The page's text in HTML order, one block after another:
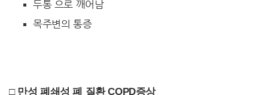
두통 으로 깨어남
목주변의 통증
□ 만성 폐쇄성 폐 질환 COPD증상